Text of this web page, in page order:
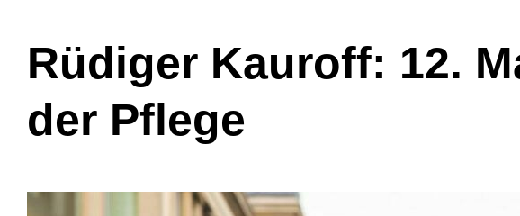
Rüdiger Kauroff: 12.
der Pflege